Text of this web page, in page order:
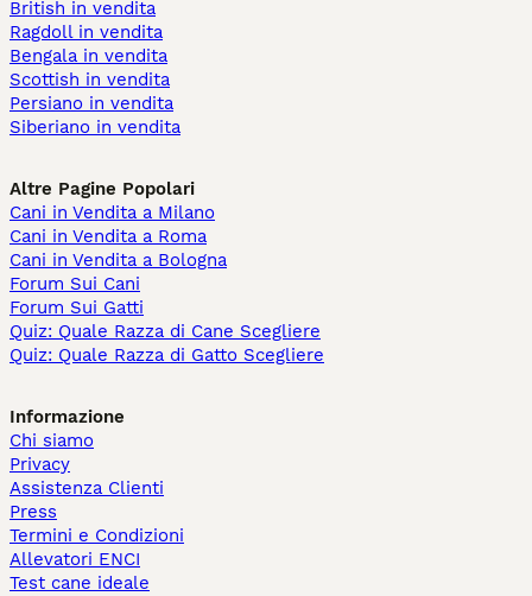
British in vendita
Ragdoll in vendita
Bengala in vendita
Scottish in vendita
Persiano in vendita
Siberiano in vendita
Altre Pagine Popolari
Cani in Vendita a Milano
Cani in Vendita a Roma
Cani in Vendita a Bologna
Forum Sui Cani
Forum Sui Gatti
Quiz: Quale Razza di Cane Scegliere
Quiz: Quale Razza di Gatto Scegliere
Informazione
Chi siamo
Privacy
Assistenza Clienti
Press
Termini e Condizioni
Allevatori ENCI
Test cane ideale